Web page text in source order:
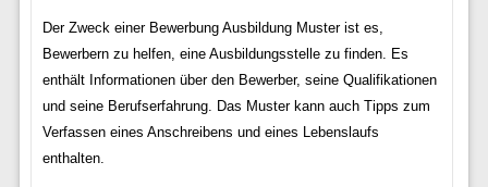
Der Zweck einer Bewerbung Ausbildung Muster ist es,
Bewerbern zu helfen, eine Ausbildungsstelle zu finden. Es
enthält Informationen über den Bewerber, seine Qualifikationen
und seine Berufserfahrung. Das Muster kann auch Tipps zum
Verfassen eines Anschreibens und eines Lebenslaufs
enthalten.